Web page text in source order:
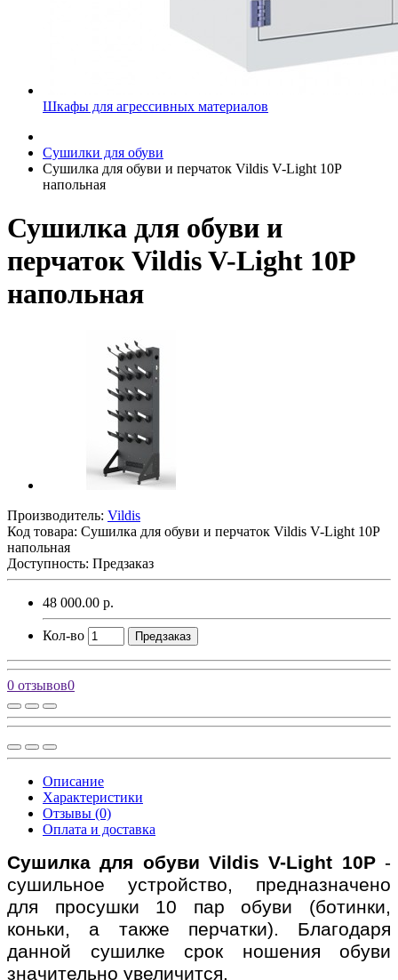
Шкафы для агрессивных материалов
Сушилки для обуви
Сушилка для обуви и перчаток Vildis V-Light 10P
напольная
Сушилка для обуви и
перчаток Vildis V-Light 10P
напольная
Производитель: Vildis
Код товара: Сушилка для обуви и перчаток Vildis V-Light 10P
напольная
Доступность: Предзаказ
48 000.00 р.
Кол-во Предзаказ
0 отзывов0
Описание
Характеристики
Отзывы (0)
Оплата и доставка
Cушилка для обуви Vildis V-Light 10P-
сушильное устройство, предназначено
для просушки 10 пар обуви (ботинки,
коньки, а также перчатки). Благодаря
данной сушилке срок ношения обуви
значительно увеличится.